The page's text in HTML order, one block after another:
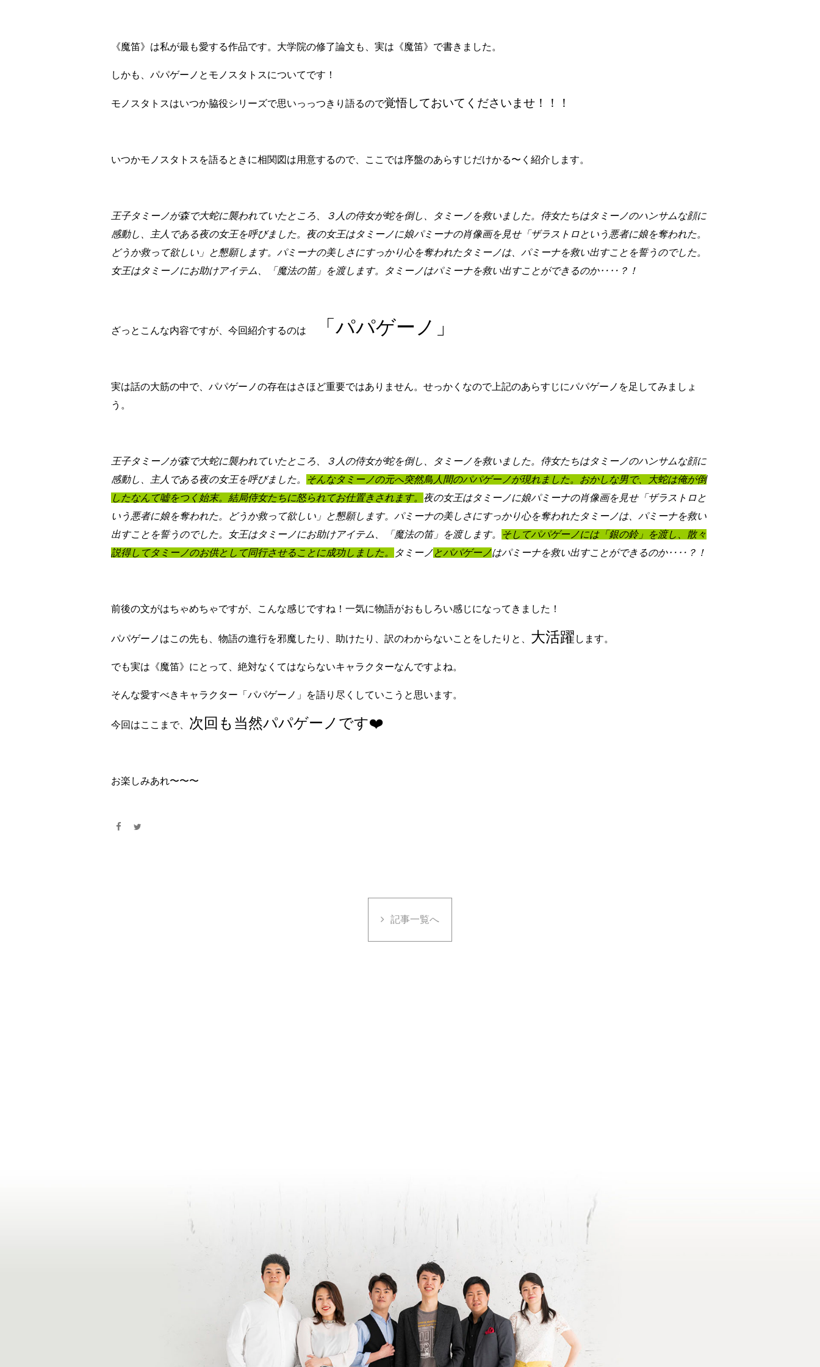
《魔笛》は私が最も愛する作品です。大学院の修了論文も、実は《魔笛》で書きました。
しかも、パパゲーノとモノスタトスについてです！
モノスタトスはいつか脇役シリーズで思いっっつきり語るので覚悟しておいてくださいませ！！！
いつかモノスタトスを語るときに相関図は用意するので、ここでは序盤のあらすじだけかる〜く紹介します。
王子タミーノが森で大蛇に襲われていたところ、３人の侍女が蛇を倒し、タミーノを救いました。侍女たちはタミーノのハンサムな顔に
感動し、主人である夜の女王を呼びました。夜の女王はタミーノに娘パミーナの肖像画を見せ「ザラストロという悪者に娘を奪われた。
どうか救って欲しい」と懇願します。パミーナの美しさにすっかり心を奪われたタミーノは、パミーナを救い出すことを誓うのでした。
女王はタミーノにお助けアイテム、「魔法の笛」を渡します。タミーノはパミーナを救い出すことができるのか‥‥？！
ざっとこんな内容ですが、今回紹介するのは 「パパゲーノ」
実は話の大筋の中で、パパゲーノの存在はさほど重要ではありません。せっかくなので上記のあらすじにパパゲーノを足してみましょ
う。
王子タミーノが森で大蛇に襲われていたところ、３人の侍女が蛇を倒し、タミーノを救いました。侍女たちはタミーノのハンサムな顔に
感動し、主人である夜の女王を呼びました。
そんなタミーノの元へ突然鳥人間のパパゲーノが現れました。おかしな男で、大蛇は俺が倒
したなんて嘘をつく始末。結局侍女たちに怒られてお仕置きされます。 夜の女王はタミーノに娘パミーナの肖像画を見せ「ザラストロと
いう悪者に娘を奪われた。どうか救って欲しい」と懇願します。パミーナの美しさにすっかり心を奪われたタミーノは、パミーナを救い
出すことを誓うのでした。女王はタミーノにお助けアイテム、「魔法の笛」を渡します。
そしてパパゲーノには「銀の鈴」を渡し、散々
説得してタミーノのお供として同行させることに成功しました。
タミーノとパパゲーノはパミーナを救い出すことができるのか‥‥？！
前後の文がはちゃめちゃですが、こんな感じですね！一気に物語がおもしろい感じになってきました！
パパゲーノはこの先も、物語の進行を邪魔したり、助けたり、訳のわからないことをしたりと、 大活躍 します。
でも実は《魔笛》にとって、絶対なくてはならないキャラクターなんですよね。
そんな愛すべきキャラクター「パパゲーノ」を語り尽くしていこうと思います。
今回はここまで、 次回も当然パパゲーノです❤️
お楽しみあれ〜〜〜
記事一覧へ